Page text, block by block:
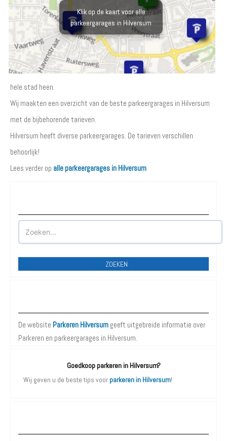
Klik op de kaart voor alle
parkeergarages in Hilversum
hele stad heen.
Wij maakten een overzicht van de beste parkeergarages in Hilversum
met de bijbehorende tarieven.
Hilversum heeft diverse parkeergarages. De tarieven verschillen
behoorlijk!
Lees verder op alle parkeergarages in Hilversum
ZOEKEN
De website Parkeren Hilversum geeft uitgebreide informatie over
Parkeren en parkeergarages in Hilversum.
Goedkoop parkeren in Hilversum?
Wij geven u de beste tips voor parkeren in Hilversum!